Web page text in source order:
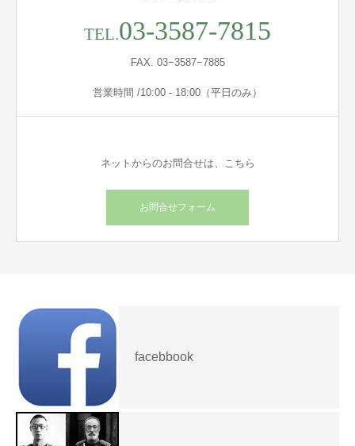
TEL.03-3587-7815
FAX. 03−3587−7885
営業時間 /10:00 - 18:00（平日のみ）
ネットからのお問合せは、こちら
お問合せフォーム
facebbook